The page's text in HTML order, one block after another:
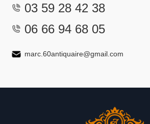
03 59 28 42 38
06 66 94 68 05
marc.60antiquaire@gmail.com